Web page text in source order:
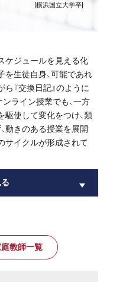
[横浜国立大学卒]
ケジュールを見える化
を生徒自身、可能であれ
『交換日記』のように
ライン授業でも、一方
駆使して変化をつけ、類
動きのある授業を展開
サイクルが形成されて
教師一覧